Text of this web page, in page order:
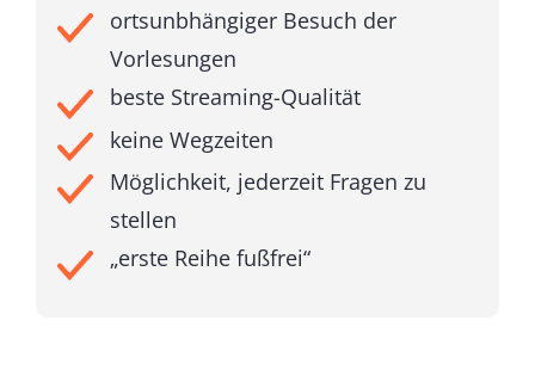
ortsunbhängiger Besuch der
Vorlesungen
beste Streaming-Qualität
keine Wegzeiten
Möglichkeit, jederzeit Fragen zu
stellen
„erste Reihe fußfrei“